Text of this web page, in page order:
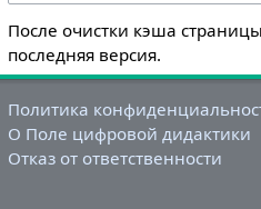
После очистки кэша
последняя версия.
Политика
О Поле цифровой дидактики
Отказ от ответственности